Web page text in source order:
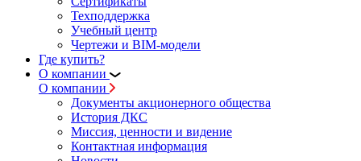
Техподдержка
Учебный центр
Чертежи и BIM-модели
Где купить?
О компании
О компании
Документы акционерного общества
История ДКС
Миссия, ценности и видение
Контактная информация